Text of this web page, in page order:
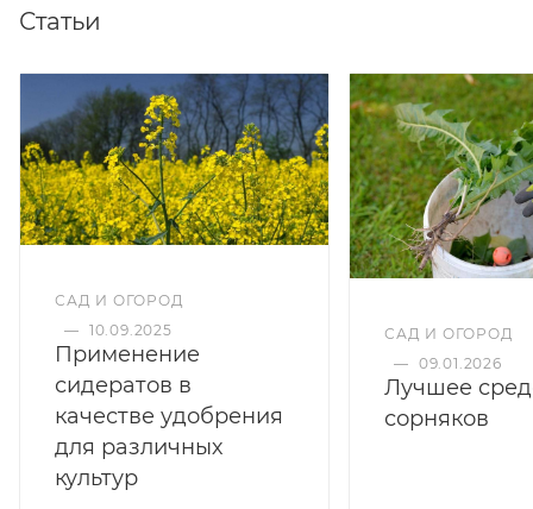
Статьи
САД И ОГОРОД
— 10.09.2025
Применение
сидератов в
качестве удобрения
для различных
культур
САД И ОГОРОД
— 09.01.2026
Лучшее
сорняков